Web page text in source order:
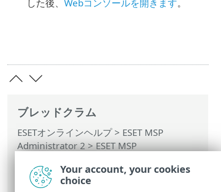
ブレッドクラム
ESETオンラインヘルプ> ESET MSP
Administrator 2>ESET MSP
使用> ESET PROTECTのアクティベーショ
した後、 Webコンソールを開きます。
Your account, your cookies
choice